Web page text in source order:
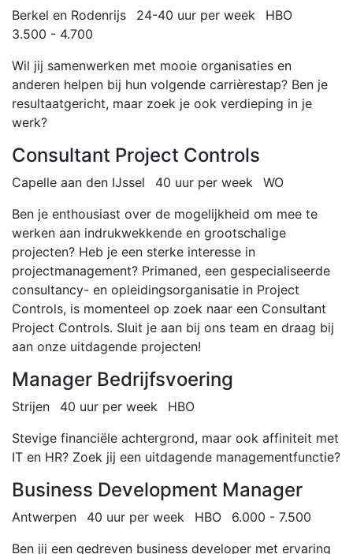
Berkel en Rodenrijs 24-40 uur per week
HBO
3.500 - 4.700
Wil jij samenwerken met mooie organisaties en
anderen helpen bij hun volgende carrièrestap? Ben je
resultaatgericht, maar zoek je ook verdieping in je
werk?
Consultant Project Controls
Capelle aan den IJssel 40 uur per week
WO
Ben je enthousiast over de mogelijkheid om mee te
werken aan indrukwekkende en grootschalige
projecten? Heb je een sterke interesse in
projectmanagement? Primaned, een gespecialiseerde
consultancy- en opleidingsorganisatie in Project
Controls, is momenteel op zoek naar een Consultant
Project Controls. Sluit je aan bij ons team en draag bij
aan onze uitdagende projecten!
Manager Bedrijfsvoering
Strijen 40 uur per week
HBO
Stevige financiële achtergrond, maar ook affiniteit met
IT en HR? Zoek jij een uitdagende managementfunctie?
Business Development Manager
Antwerpen 40 uur per week HBO
6.000 - 7.500
Ben jij een gedreven business developer met ervaring